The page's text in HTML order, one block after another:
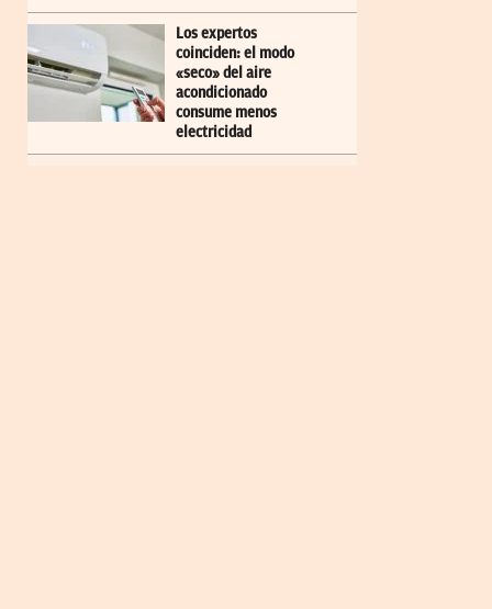
Los expertos
coinciden: el modo
«seco» del aire
acondicionado
consume menos
electricidad